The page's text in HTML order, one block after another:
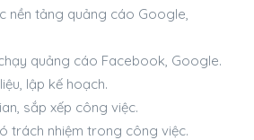
nền tảng quảng cáo Google,
quảng cáo Facebook, Google.
lập kế hoạch.
sắp xếp công việc.
trách nhiệm trong công việc.